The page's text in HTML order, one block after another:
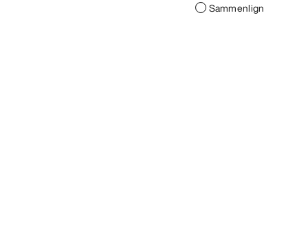
Sammenlign